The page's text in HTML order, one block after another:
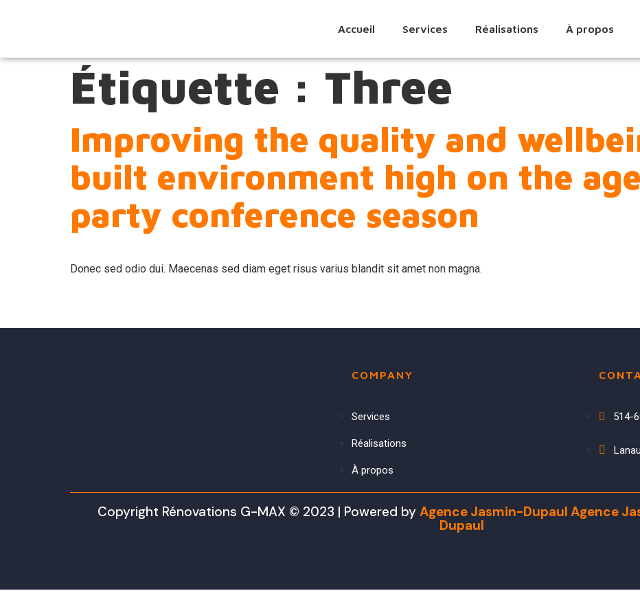
Accueil Services Réalisations À propos
Étiquette : Three
Improving the quality and
built environment high on the
party conference season
Donec sed odio dui. Maecenas sed diam eget risus varius blandit sit amet non magna.
COMPANY
Services
Réalisations
À propos
514-
Copyright Rénovations G-MAX © 2023 | Powered by Agence Jasmin-Dupaul Agence
Dupaul